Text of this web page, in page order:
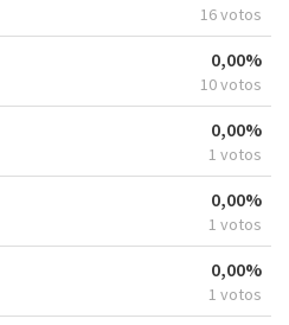
16 votos
0,00%
10 votos
0,00%
1 votos
0,00%
1 votos
0,00%
1 votos